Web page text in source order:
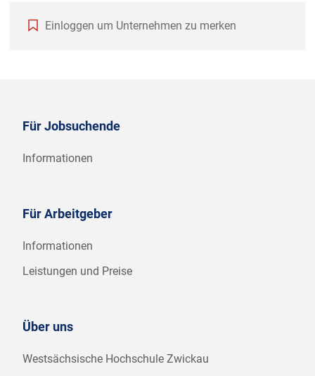
Einloggen um Unternehmen zu merken
Für Jobsuchende
Informationen
Für Arbeitgeber
Informationen
Leistungen und Preise
Über uns
Westsächsische Hochschule Zwickau